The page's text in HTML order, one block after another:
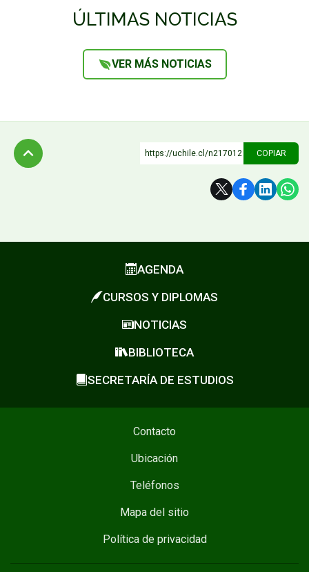
ÚLTIMAS NOTICIAS
VER MÁS NOTICIAS
https://uchile.cl/n217012 COPIAR
AGENDA
CURSOS Y DIPLOMAS
NOTICIAS
BIBLIOTECA
SECRETARÍA DE ESTUDIOS
Contacto
Ubicación
Teléfonos
Mapa del sitio
Política de privacidad